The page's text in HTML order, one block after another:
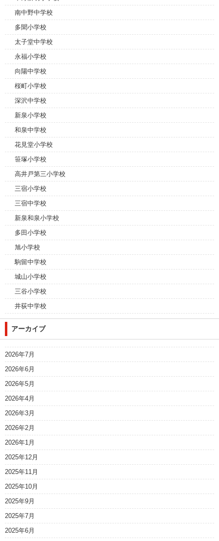
南中野中学校
多聞小学校
太子堂中学校
永福小学校
向陽中学校
桜町小学校
深沢中学校
新泉小学校
和泉中学校
花見堂小学校
笹塚小学校
高井戸第三小学校
三宿小学校
三宿中学校
新泉和泉小学校
多田小学校
旭小学校
駒留中学校
城山小学校
三谷小学校
井荻中学校
アーカイブ
2026年7月
2026年6月
2026年5月
2026年4月
2026年3月
2026年2月
2026年1月
2025年12月
2025年11月
2025年10月
2025年9月
2025年7月
2025年6月